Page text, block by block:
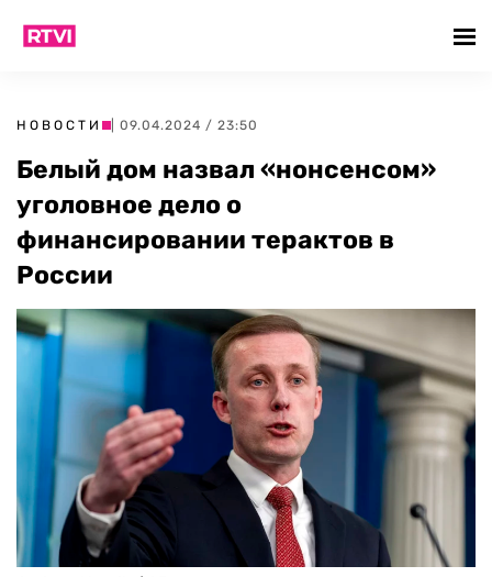
НОВОСТИ | 09.04.2024 / 23:50
Белый дом назвал «нонсенсом»
уголовное дело о
финансировании терактов в
России